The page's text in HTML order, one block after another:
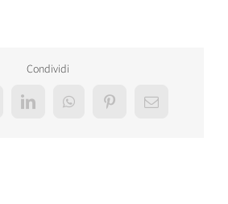
Condividi
LinkedInWhatsAppPinterestEmail